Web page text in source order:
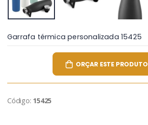
Garrafa térmica personalizada 15425
ORÇAR ESTE PRODUTO
Código: 15425